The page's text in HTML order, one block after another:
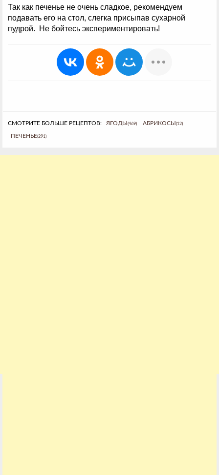
Так как печенье не очень сладкое, рекомендуем
подавать его на стол, слегка присыпав сухарной
пудрой. Не бойтесь экспериментировать!
СМОТРИТЕ БОЛЬШЕ РЕЦЕПТОВ: ЯГОДЫ(469) АБРИКОСЫ(12)
ПЕЧЕНЬЕ(291)